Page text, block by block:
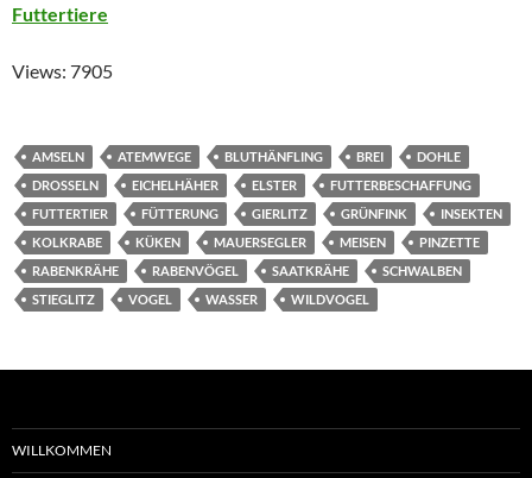
Futtertiere
Views: 7905
AMSELN ATEMWEGE BLUTHÄNFLING BREI
DOHLE
DROSSELN
EICHELHÄHER ELSTER
FUTTERBESCHAFFUNG
FUTTERTIER
FÜTTERUNG GIERLITZ GRÜNFINK
INSEKTEN
KOLKRABE
KÜKEN MAUERSEGLER MEISEN
PINZETTE
RABENKRÄHE
RABENVÖGEL SAATKRÄHE
SCHWALBEN
STIEGLITZ
VOGEL WASSER WILDVOGEL
WILLKOMMEN